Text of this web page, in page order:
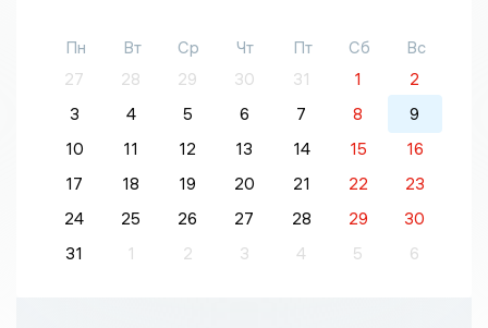
Пн Вт Ср Чт Пт Сб
Вс
27
28 29 30 31 1
2
3
4 5 6 7 8
9
10
11 12 13 14 15
16
17
18 19 20 21 22
23
24
25 26 27 28 29
30
31
1 2 3 4 5 6